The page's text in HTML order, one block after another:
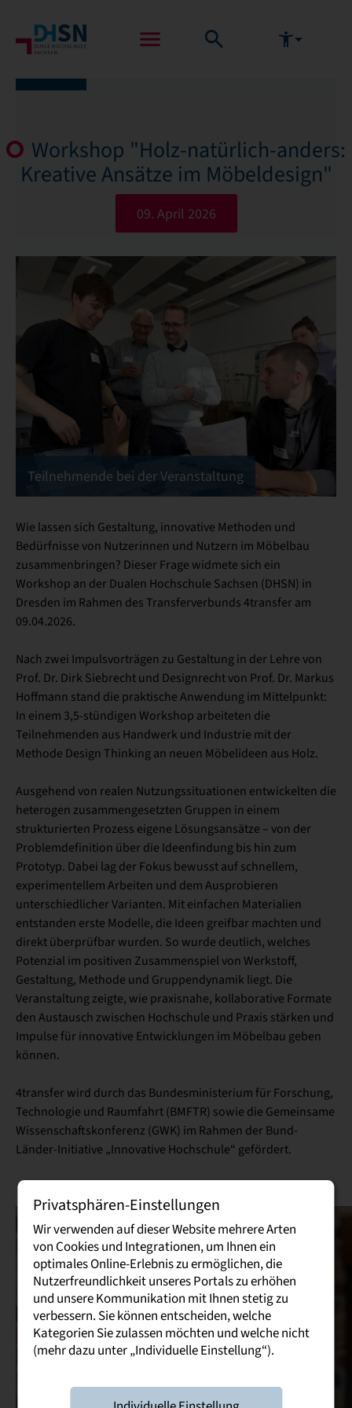
Workshop "Holz-natürlich-anders:
Kreative Ansätze im Möbeldesign"
09. April 2026
Teilnehmende bei der Veranstaltung
Wie lassen sich Gestaltung, innovative Methoden und
Bedürfnisse von Nutzerinnen und Nutzern im Möbelbau
zusammenbringen? Dieser Frage widmete sich ein
Workshop an der Dualen Hochschule Sachsen (DHSN) in
Dresden im Rahmen des Transferverbunds 4transfer am
09.04.2026.
Nach zwei Impulsvorträgen zu Gestaltung in der Lehre von
Prof. Dr. Dirk Siebrecht und Designrecht von Prof. Dr. Markus
Hoffmann stand die praktische Anwendung im Mittelpunkt:
In einem 3,5-stündigen Workshop arbeiteten die
Teilnehmenden aus Handwerk und Industrie mit der
Methode Design Thinking an neuen Möbelideen aus Holz.
Ausgehend von realen Nutzungssituationen entwickelten die
heterogen zusammengesetzten Gruppen in einem
strukturierten Prozess eigene Lösungsansätze – von der
Problemdefinition über die Ideenfindung bis hin zum
Prototyp. Dabei lag der Fokus bewusst auf schnellem,
experimentellem Arbeiten und dem Ausprobieren
unterschiedlicher Varianten. Mit einfachen Materialien
entstanden erste Modelle, die Ideen greifbar machten und
direkt überprüfbar wurden. So wurde deutlich, welches
Potenzial im positiven Zusammenspiel von Werkstoff,
Gestaltung, Methode und Gruppendynamik liegt. Die
Veranstaltung zeigte, wie praxisnahe, kollaborative Formate
den Austausch zwischen Hochschule und Praxis stärken und
Impulse für innovative Entwicklungen im Möbelbau geben
können.
4transfer wird durch das Bundesministerium für Forschung,
Technologie und Raumfahrt (BMFTR) sowie die Gemeinsame
Wissenschaftskonferenz (GWK) im Rahmen der Bund-
Länder-Initiative „Innovative Hochschule“ gefördert.
Privatsphären-Einstellungen
Wir verwenden auf dieser Website mehrere Arten
von Cookies und Integrationen, um Ihnen ein
optimales Online-Erlebnis zu ermöglichen, die
Nutzerfreundlichkeit unseres Portals zu erhöhen
und unsere Kommunikation mit Ihnen stetig zu
verbessern. Sie können entscheiden, welche
Kategorien Sie zulassen möchten und welche nicht
(mehr dazu unter „Individuelle Einstellung“).